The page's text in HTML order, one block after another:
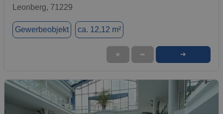
Leonberg, 71229
Gewerbeobjekt ca. 12,12 m²
★ ➦ ➜